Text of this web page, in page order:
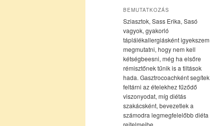
BEMUTATKOZÁS
Sziasztok, Sass Erika, Sasó
vagyok, gyakorló
táplálékallergiásként igyekszem
megmutatni, hogy nem kell
kétségbeesni, még ha elsőre
rémisztőnek tűnik is a tiltások
hada. Gasztrocoachként segítek
feltárni az ételekhez fűződő
viszonyodat, míg diétás
szakácsként, bevezetlek a
számodra legmegfelelőbb diéta